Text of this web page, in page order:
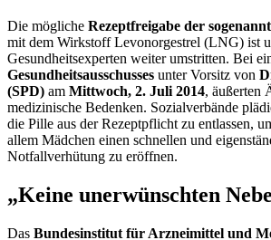
Die mögliche Rezeptfreigabe der
mit dem Wirkstoff Levonorgestrel (LNG) ist
Gesundheitsexperten weiter umstritten. Bei
Gesundheitsausschusses unter Vorsitz von
(SPD) am Mittwoch, 2. Juli 2014, äußerten
medizinische Bedenken. Sozialverbände
die Pille aus der Rezeptpflicht zu entlassen,
allem Mädchen einen schnellen und
Notfallverhütung zu eröffnen.
„Keine unerwünschten
Das Bundesinstitut für Arzneimittel und